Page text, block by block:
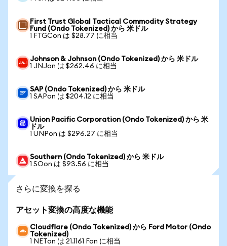
First Trust Global Tactical Commodity Strategy
Fund (Ondo Tokenized) から 米ドル
1 FTGCon は $28.77 に相当
Johnson & Johnson (Ondo Tokenized) から 米ドル
1 JNJon は $262.46 に相当
SAP (Ondo Tokenized) から 米ドル
1 SAPon は $204.12 に相当
Union Pacific Corporation (Ondo Tokenized) から 米
ドル
1 UNPon は $296.27 に相当
Southern (Ondo Tokenized) から 米ドル
1 SOon は $93.56 に相当
さらに変換を探る
アセット変換の高度な機能
Cloudflare (Ondo Tokenized) から Ford Motor (Ondo
Tokenized)
1 NETon は 21.1161 Fon に相当